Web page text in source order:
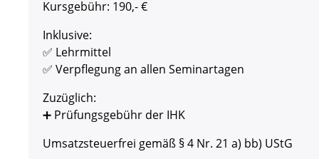
Kursgebühr: 190,- €
Inklusive:
✅ Lehrmittel
✅ Verpflegung an allen Seminartagen
Zuzüglich:
➕ Prüfungsgebühr der IHK
Umsatzsteuerfrei gemäß § 4 Nr. 21 a) bb) UStG